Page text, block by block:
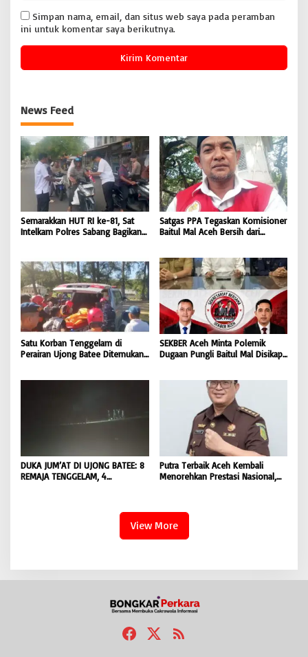
Simpan nama, email, dan situs web saya pada peramban
ini untuk komentar saya berikutnya.
News Feed
Semarakkan HUT RI ke-81, Sat
Intelkam Polres Sabang Bagikan
BONGKAR’Perkara.com
Satgas PPA Tegaskan Komisioner
Baitul Mal Aceh Bersih dari
Penyebaran Hoaks | BONGKAR
‘Perkara.com
Satu Korban Tenggelam di
Perairan Ujong Batee Ditemukan,
SEKBER Aceh Minta Polemik
Dugaan Pungli Baitul Mal Disikapi
BONGKAR ‘Perkara.com
DUKA JUM’AT DI UJONG BATEE: 8
REMAJA TENGGELAM, 4
Putra Terbaik Aceh Kembali
Menorehkan Prestasi Nasional,
Kejaksaan Agung RI |
BONGKAR’Perkara.com
View More